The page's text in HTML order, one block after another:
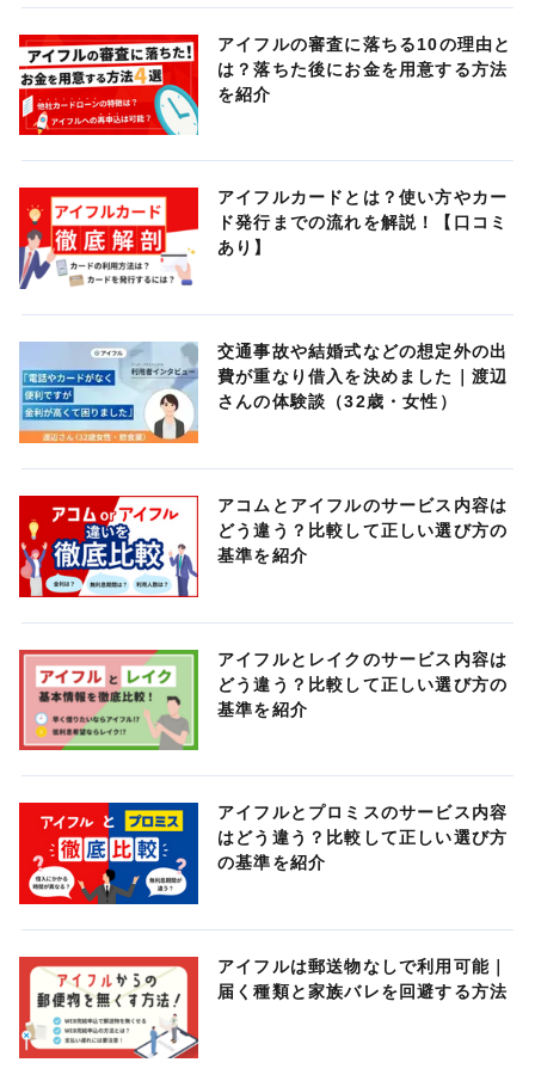
アイフルの審査に落ちる10の理由と
は？落ちた後にお金を用意する方法
を紹介
アイフルカードとは？使い方やカー
ド発行までの流れを解説！【口コミ
あり】
交通事故や結婚式などの想定外の出
費が重なり借入を決めました｜渡辺
さんの体験談（32歳・女性）
アコムとアイフルのサービス内容は
どう違う？比較して正しい選び方の
基準を紹介
アイフルとレイクのサービス内容は
どう違う？比較して正しい選び方の
基準を紹介
アイフルとプロミスのサービス内容
はどう違う？比較して正しい選び方
の基準を紹介
アイフルは郵送物なしで利用可能｜
届く種類と家族バレを回避する方法